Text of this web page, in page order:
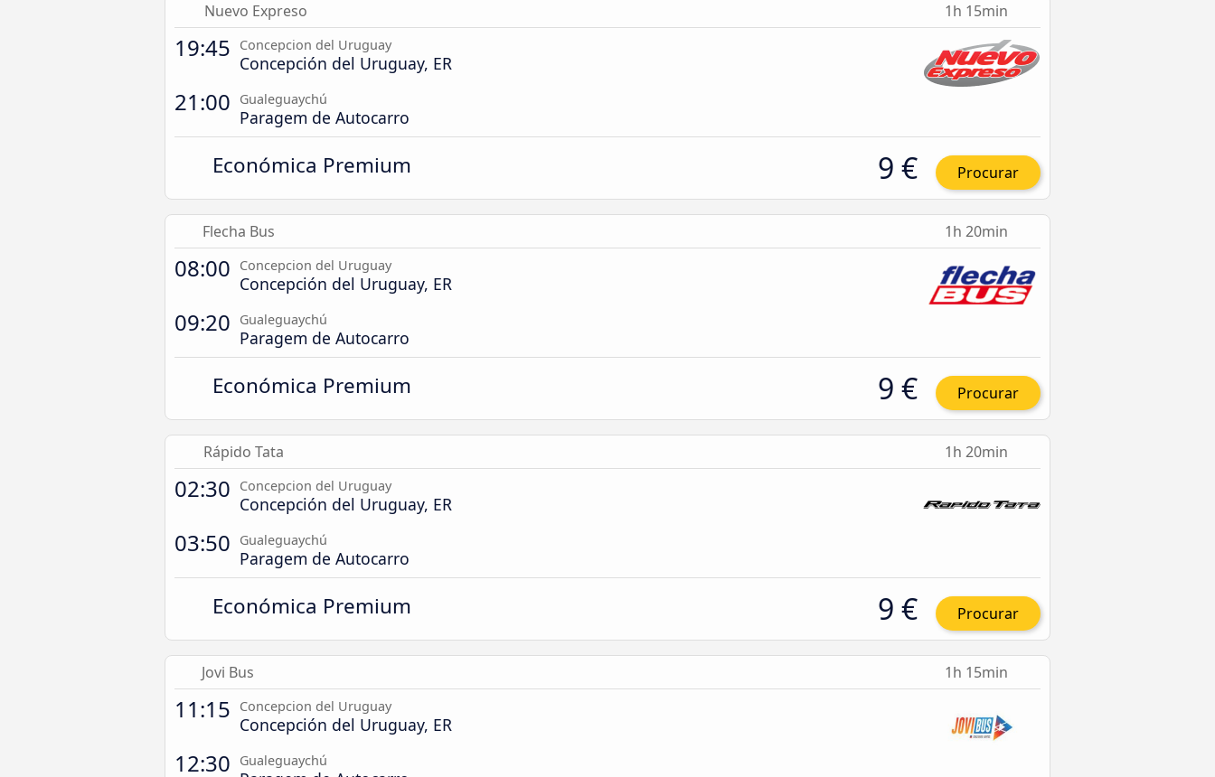
Nuevo Expreso 1h 15min
19:45 Concepcion del Uruguay
Concepción del Uruguay, ER
21:00 Gualeguaychú
Paragem de Autocarro
Económica Premium 9 € Procurar
Flecha Bus 1h 20min
08:00 Concepcion del Uruguay
Concepción del Uruguay, ER
09:20 Gualeguaychú
Paragem de Autocarro
Económica Premium 9 € Procurar
Rápido Tata 1h 20min
02:30 Concepcion del Uruguay
Concepción del Uruguay, ER
03:50 Gualeguaychú
Paragem de Autocarro
Económica Premium 9 € Procurar
Jovi Bus 1h 15min
11:15 Concepcion del Uruguay
Concepción del Uruguay, ER
12:30 Gualeguaychú